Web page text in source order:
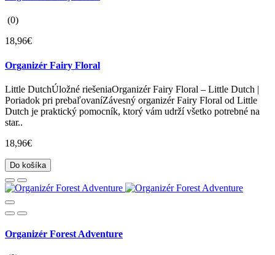
(0)
18,96€
Organizér Fairy Floral
Little DutchÚložné riešeniaOrganizér Fairy Floral – Little Dutch |
Poriadok pri prebaľovaníZávesný organizér Fairy Floral od Little
Dutch je praktický pomocník, ktorý vám udrží všetko potrebné na
star..
18,96€
Do košíka
Organizér Forest Adventure